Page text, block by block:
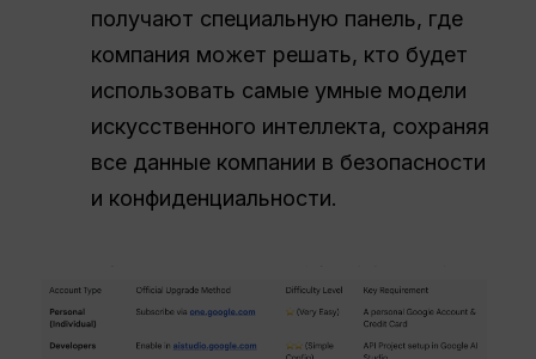
получают специальную панель, где
компания может решать, кто будет
использовать самые умные модели
искусственного интеллекта, сохраняя
все данные компании в безопасности
и конфиденциальности.